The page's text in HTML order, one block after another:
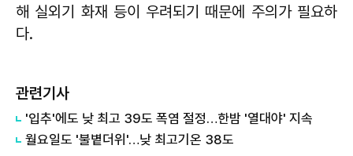
해 실외기 화재 등이 우려되기 때문에 주의가 필요하
다.
관련기사
'입추'에도 낮 최고 39도 폭염 절정…한밤 '열대야' 지속
월요일도 '불볕더위'…낮 최고기온 38도